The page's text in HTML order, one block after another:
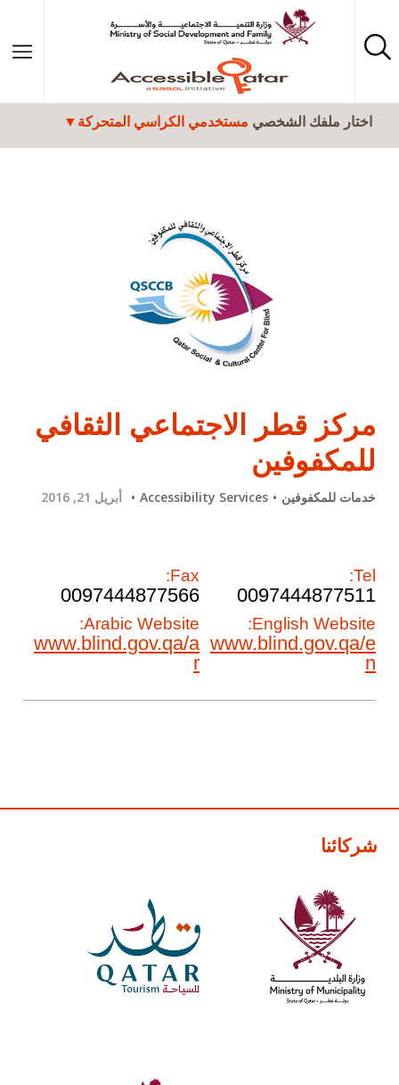
تجاوز إلى المحتوى الرئيسي
اختار ملفك الشخصي مستخدمي الكراسي المتحركة
مركز قطر الاجتماعي الثقافي
للمكفوفين
خدمات للمكفوفين Accessibility Services أبريل 21, 2016
Tel:
0097444877511
Fax:
0097444877566
English Website:
www.blind.gov.qa/e
n
Arabic Website:
www.blind.gov.qa/a
r
شركائنا